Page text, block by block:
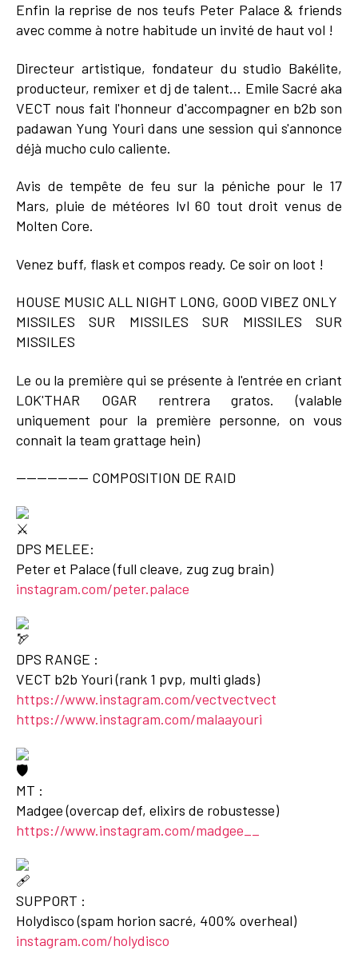
Enfin la reprise de nos teufs Peter Palace & friends
avec comme à notre habitude un invité de haut vol !
Directeur artistique, fondateur du studio Bakélite,
producteur, remixer et dj de talent... Emile Sacré aka
VECT nous fait l'honneur d'accompagner en b2b son
padawan Yung Youri dans une session qui s'annonce
déjà mucho culo caliente.
Avis de tempête de feu sur la péniche pour le 17
Mars, pluie de météores lvl 60 tout droit venus de
Molten Core.
Venez buff, flask et compos ready. Ce soir on loot !
HOUSE MUSIC ALL NIGHT LONG, GOOD VIBEZ ONLY
MISSILES SUR MISSILES SUR MISSILES SUR
MISSILES
Le ou la première qui se présente à l'entrée en criant
LOK'THAR OGAR rentrera gratos. (valable
uniquement pour la première personne, on vous
connait la team grattage hein)
-------------- COMPOSITION DE RAID
DPS MELEE:
Peter et Palace (full cleave, zug zug brain)
instagram.com/peter.palace
DPS RANGE :
VECT b2b Youri (rank 1 pvp, multi glads)
https://www.instagram.com/vectvectvect
https://www.instagram.com/malaayouri
MT :
Madgee (overcap def, elixirs de robustesse)
https://www.instagram.com/madgee__
SUPPORT :
Holydisco (spam horion sacré, 400% overheal)
instagram.com/holydisco